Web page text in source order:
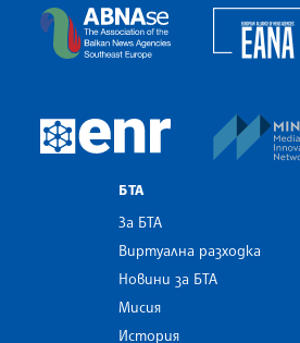
The Assocoation
European
БТА
За БТА
Виртуална разходка
Новини за БТА
Мисия
История